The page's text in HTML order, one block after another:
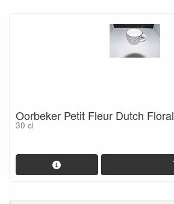
Oorbeker Petit Fleur Dutch Floral
30 cl